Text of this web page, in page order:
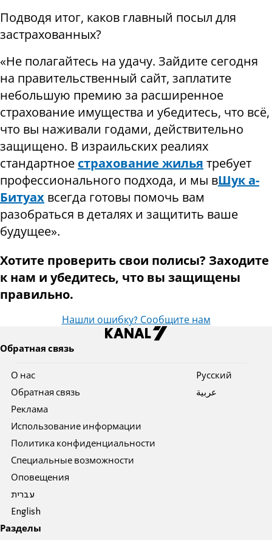
Подводя итог, каков главный посыл для
застрахованных?
«Не полагайтесь на удачу. Зайдите сегодня
на правительственный сайт, заплатите
небольшую премию за расширенное
страхование имущества и убедитесь, что всё,
что вы наживали годами, действительно
защищено. В израильских реалиях
стандартное страхование жилья требует
профессионального подхода, и мы вШук а-
Битуах всегда готовы помочь вам
разобраться в деталях и защитить ваше
будущее».
Хотите проверить свои полисы? Заходите
к нам и убедитесь, что вы защищены
правильно.
Нашли ошибку? Сообщите нам
Обратная связь
О нас
Обратная связь
Реклама
Использование информации
Политика конфиденциальности
Специальные возможности
Оповещения
עברית
English
Pусский
عربية
Разделы